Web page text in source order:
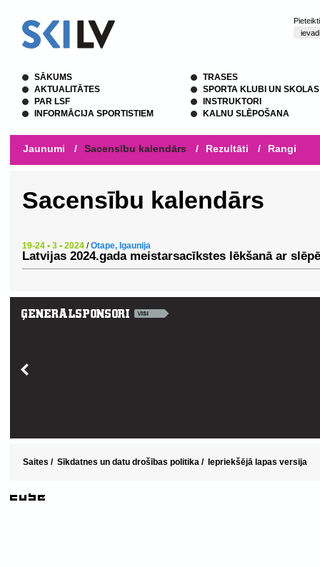
SĀKUMS
AKTUALITĀTES
PAR LSF
INFORMĀCIJA SPORTISTIEM
TRASES
SPORTA KLUBI UN SKOLAS
INSTRUKTORI
KALNU SLĒPOŠANA
Jaunumi / Sacensību kalendārs / Rezultāti / Rangi
Sacensību kalendārs
19-24 • 3 • 2024 /Otape, Igaunija
Latvijas 2024.gada meistarsacīkstes lēkšanā ar
Saites / Sīkdatnes un datu drošības politika / Iepriekšējā lapas versija